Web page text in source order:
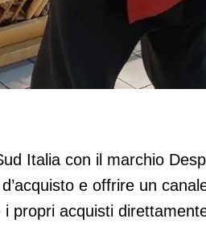
Despar sul cloud
Italia con il marchio
e offrire un
propri acquisti